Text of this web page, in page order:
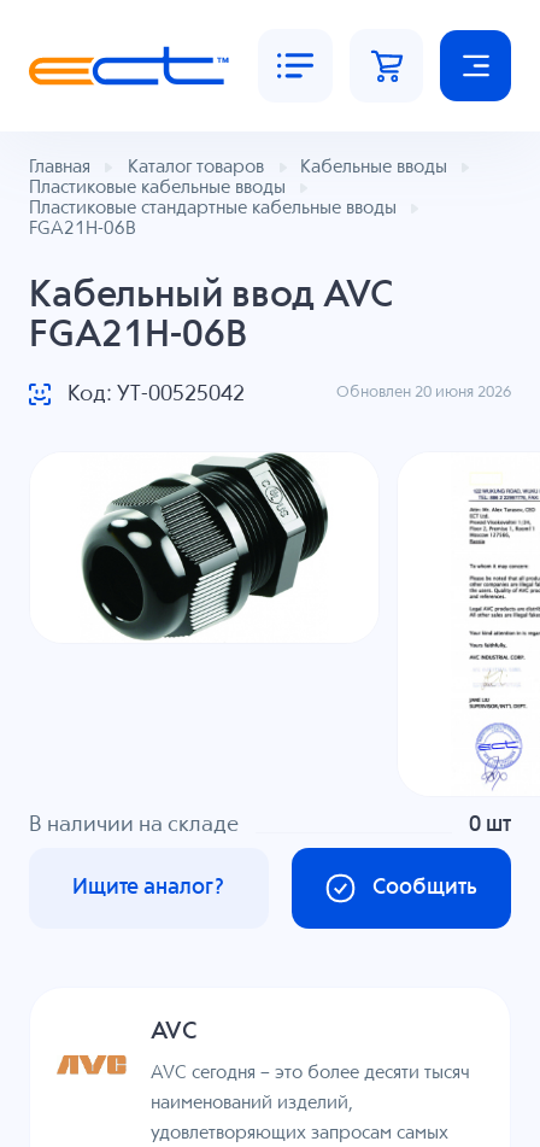
Главная Каталог товаров
Кабельные вводы
Пластиковые кабельные вводы
Пластиковые стандартные кабельные вводы
FGA21H-06B
Кабельный ввод AVC
FGA21H-06B
Код: УТ-00525042 Обновлен 20 июня 2026
В наличии на складе 0 шт
Сообщить
Ищите аналог?
AVC
AVC сегодня – это более десяти тысяч
наименований изделий,
удовлетворяющих запросам самых